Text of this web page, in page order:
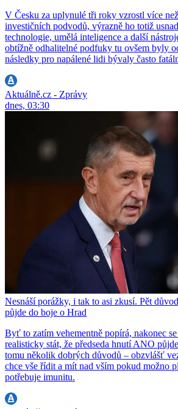
V Česku za uplynulé tři roky vzrostl více
investičních podvodů, výrazně ho totiž
technologie, umělá inteligence a další
obtížně odhalitelné podfuky tu ovšem byly
následky pro napálené lidi bývaly často
Aktuálně.cz - Zprávy
dnes, 03:30
Nesnáší porážky, i tak to asi zkusí. Pět
půjde do boje o Hrad
Byť to zatím vehementně popírá, nakonec
realisticky stát, že předseda hnutí ANO
tomu několik dobrých důvodů – obzvlášť
chce vše řídit a mít nad vším pokud možno
potřebuje imunitu.